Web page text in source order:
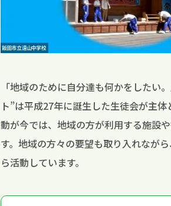
「地域のために自分達も何かをしたい
ト”は平成27年に誕生した生徒会が主
動が今では、地域の方が利用する施設
す。地域の方々の要望も取り入れなが
ら活動しています。